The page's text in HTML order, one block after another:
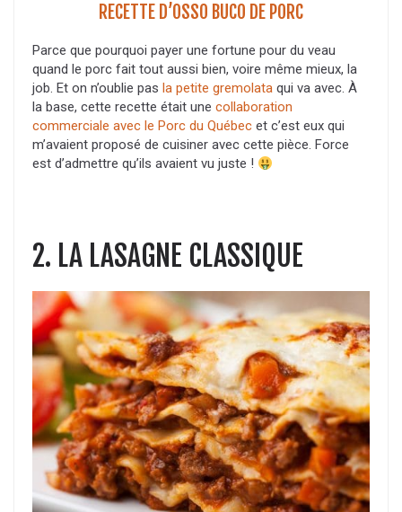
RECETTE D’OSSO BUCO DE PORC
Parce que pourquoi payer une fortune pour du veau
quand le porc fait tout aussi bien, voire même mieux, la
job. Et on n’oublie pas la petite gremolata qui va avec. À
la base, cette recette était une collaboration
commerciale avec le Porc du Québec et c’est eux qui
m’avaient proposé de cuisiner avec cette pièce. Force
est d’admettre qu’ils avaient vu juste !
2. LA LASAGNE CLASSIQUE